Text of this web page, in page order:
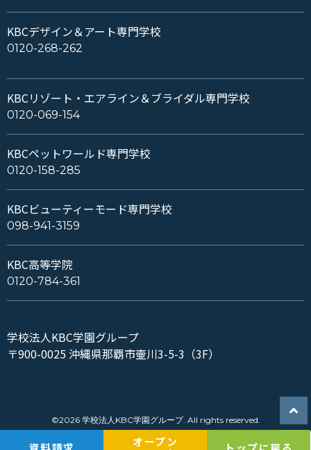
KBCデザイン＆アート専門学校
0120-268-262
KBCリゾート・エアライン＆ブライダル専門学校
0120-069-154
KBCペットワールド専門学校
0120-158-285
KBCビューティーモード専門学校
098-941-3159
KBC高等学院
0120-784-361
学校法人KBC学園グループ
〒900-0025 沖縄県那覇市壷川3-5-3（3F）
©2026 学校法人KBC学園グループ. All rights reserved.
オープン